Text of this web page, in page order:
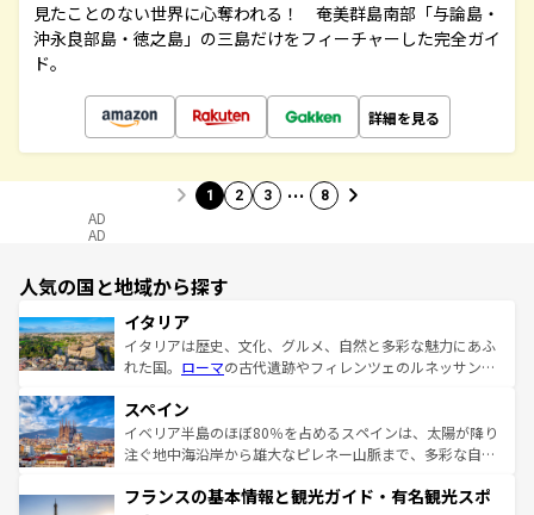
見たことのない世界に心奪われる！ 奄美群島南部「与論島・
沖永良部島・徳之島」の三島だけをフィーチャーした完全ガイ
ド。
詳細を見る
1 2 3 … 8
AD
AD
人気の国と地域から探す
イタリア
イタリアは歴史、文化、グルメ、自然と多彩な魅力にあふ
れた国。 ローマの古代遺跡やフィレンツェのルネッサンス
ろん、トスカーナの美しい田園風景やアマルフィ海岸の絶
景など、自然景観も見逃せない。観光の合間には、本場の
ピザやパスタなど、絶品のイタリア料理を堪能することも
ませてくれるイタリアで、忘れられない旅をしてみよう！
スペイン
イベリア半島のほぼ80％を占めるスペインは、太陽が降り
注ぐ地中海沿岸から雄大なピレネー山脈まで、多彩な自然
文化が根付くこの国では、情熱的なフラメンコ、熱気あふ
フランスの基本情報と観光ガイド・有名観光スポ